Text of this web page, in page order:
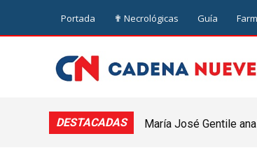
Portada ✟ Necrológicas Guía
DESTACADAS
María José Gentile